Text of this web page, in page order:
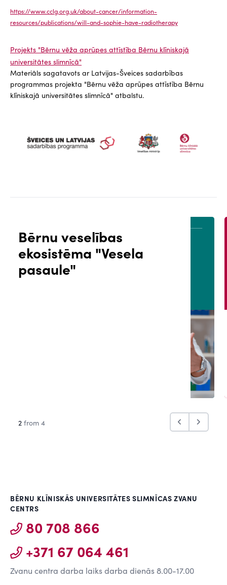
https://www.cclg.org.uk/about-cancer/information-
resources/publications/will-and-sophie-have-radiotherapy
Projekts "Bērnu vēža aprūpes attīstība Bērnu klīniskajā
universitātes slimnīcā"
Materiāls sagatavots ar Latvijas-Šveices sadarbības
programmas projekta "Bērnu vēža aprūpes attīstība Bērnu
klīniskajā universitātes slimnīcā" atbalstu.
Bērnu veselības
ekosistēma "Vesela
pasaule"
PACIENTA PORTĀLS
3 from 4
BĒRNU KLĪNISKĀS UNIVERSITĀTES SLIMNĪCAS ZVANU
CENTRS
80 708 866
+371 67 064 461
Zvanu centra darba laiks darba dienās 8.00-17.00